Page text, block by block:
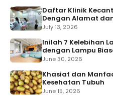
Daftar Klinik
Dengan Alamat
July 13, 2026
Inilah 7 Kelebihan
dengan Lampu
June 30, 2026
Khasiat dan
Kesehatan Tubuh
June 15, 2026